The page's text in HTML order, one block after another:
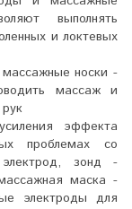
выполнять
и локтевых
носки -
массаж и
эффекта
проблемах со
зонд -
маска -
электроды для